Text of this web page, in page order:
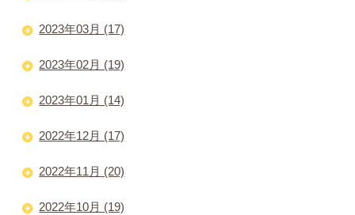
2023年03月 (17)
2023年02月 (19)
2023年01月 (14)
2022年12月 (17)
2022年11月 (20)
2022年10月 (19)